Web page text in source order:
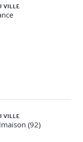
VILLE
VILLE
(92)